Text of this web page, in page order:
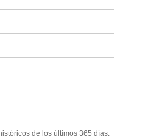
de los últimos 365 días.